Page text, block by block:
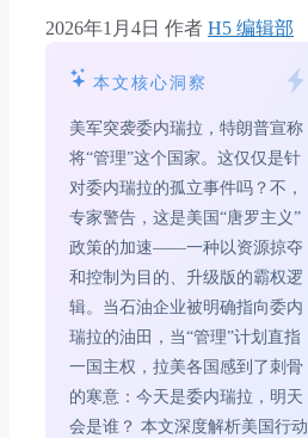
2026年1月4日 作者 H5 编辑部
本文核心洞察
美军突袭委内瑞拉，特朗普宣称
将“管理”这个国家。这仅仅是针
对委内瑞拉的孤立事件吗？不，
专家警告，这是美国“唐罗主义”
政策的加速——一种以资源掠夺
和控制为目的、升级版的霸权逻
辑。当石油企业被明确指向委内
瑞拉的油田，当“管理”计划直指
一国主权，拉美各国感到了刺骨
的寒意：今天是委内瑞拉，明天
会是谁？ 本文深度解析美国行动